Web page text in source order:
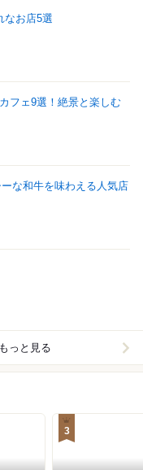
なお店5選
フェ9選！絶景と楽しむ
な和牛を味わえる人気店
っと見る
3